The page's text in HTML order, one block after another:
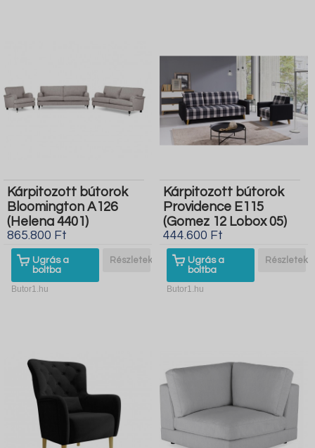
Kárpitozott bútorok
Bloomington A126
(Helena 4401)
865.800 Ft
Ugrás a
boltba
Részletek
Butor1.hu
Kárpitozott bútorok
Providence E115
(Gomez 12 Lobox 05)
444.600 Ft
Ugrás a
boltba
Részletek
Butor1.hu